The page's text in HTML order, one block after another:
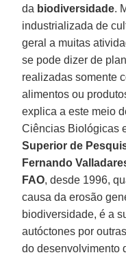
da biodiversidade.
industrializada de
geral a muitas
se pode dizer de
realizadas somente
alimentos ou
explica a este meio
Ciências Biológicas
Superior de
Fernando
FAO, desde 1996,
causa da erosão
biodiversidade, é a
autóctones por
do desenvolvimento